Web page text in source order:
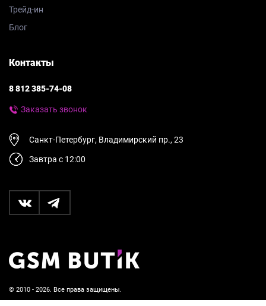
© 2010 - 2026. Все права защищены.
Трейд-ин
Блог
Контакты
8 812 385-74-08
Заказать звонок
Санкт-Петербург, Владимирский пр., 23
Завтра с 12:00